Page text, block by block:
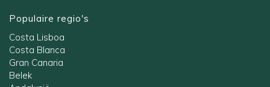
Populaire regio's
Costa Lisboa
Costa Blanca
Gran Canaria
Belek